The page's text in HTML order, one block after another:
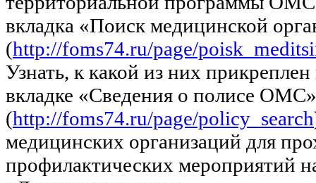
вкладка «Поиск медицинской
(http://foms74.ru/page/
Узнать, к какой из них
вкладке «Сведения о полисе ОМС»
(http://foms74.ru/page/policy_search
медицинских организаций для
профилактических мероприятий